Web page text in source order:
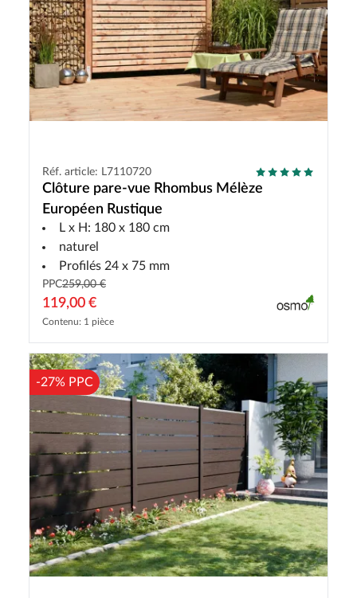
Réf. article: L7110720
Clôture pare-vue Rhombus Mélèze
Européen Rustique
L x H: 180 x 180 cm
naturel
Profilés 24 x 75 mm
PPC259,00 €
119,00 €
Contenu: 1 pièce
-27% PPC